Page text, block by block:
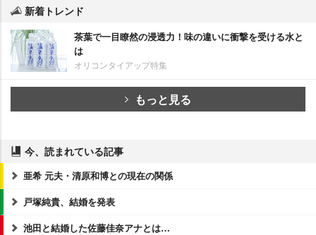
新着トレンド
茶葉で一目瞭然の浸透力！味の違いに衝撃を受ける水と
は
オリコンタイアップ特集
もっと見る
今、読まれている記事
亜希 元夫・清原和博との現在の関係
戸塚純貴、結婚を発表
池田と結婚した佐藤佳奈アナとは…